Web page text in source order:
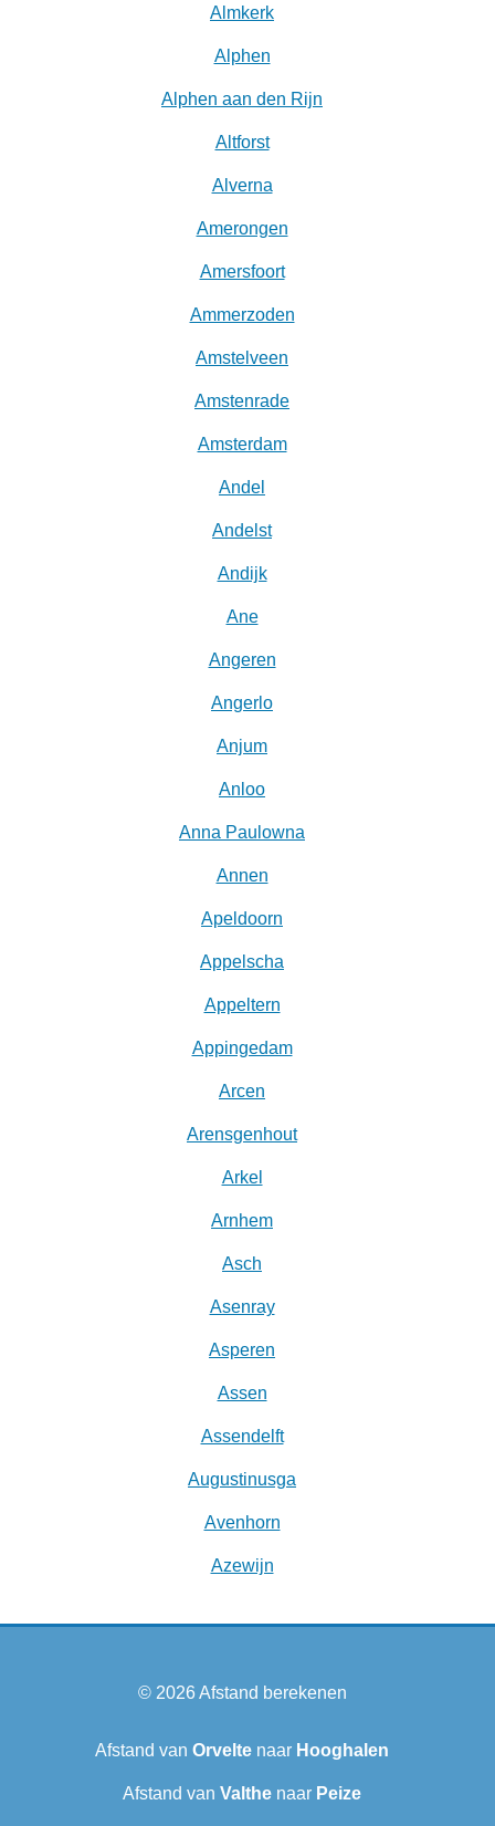
Almkerk
Alphen
Alphen aan den Rijn
Altforst
Alverna
Amerongen
Amersfoort
Ammerzoden
Amstelveen
Amstenrade
Amsterdam
Andel
Andelst
Andijk
Ane
Angeren
Angerlo
Anjum
Anloo
Anna Paulowna
Annen
Apeldoorn
Appelscha
Appeltern
Appingedam
Arcen
Arensgenhout
Arkel
Arnhem
Asch
Asenray
Asperen
Assen
Assendelft
Augustinusga
Avenhorn
Azewijn
© 2026Afstand berekenen
Afstand van Orvelte naar Hooghalen
Afstand van Valthe naar Peize